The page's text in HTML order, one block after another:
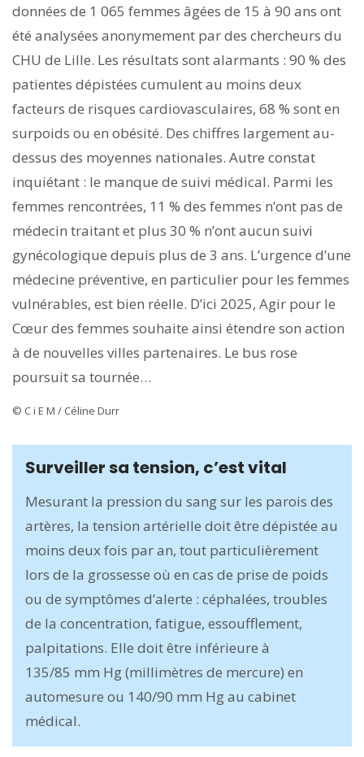
données de 1 065 femmes âgées de 15 à 90 ans ont
été analysées anonymement par des chercheurs du
CHU de Lille. Les résultats sont alarmants : 90 % des
patientes dépistées cumulent au moins deux
facteurs de risques cardiovasculaires, 68 % sont en
surpoids ou en obésité. Des chiffres largement au-
dessus des moyennes nationales. Autre constat
inquiétant : le manque de suivi médical. Parmi les
femmes rencontrées, 11 % des femmes n’ont pas de
médecin traitant et plus 30 % n’ont aucun suivi
gynécologique depuis plus de 3 ans. L’urgence d’une
médecine préventive, en particulier pour les femmes
vulnérables, est bien réelle. D’ici 2025, Agir pour le
Cœur des femmes souhaite ainsi étendre son action
à de nouvelles villes partenaires. Le bus rose
poursuit sa tournée…
© C i E M / Céline Durr
Surveiller sa tension, c’est vital
Mesurant la pression du sang sur les parois des
artères, la tension artérielle doit être dépistée au
moins deux fois par an, tout particulièrement
lors de la grossesse où en cas de prise de poids
ou de symptômes d’alerte : céphalées, troubles
de la concentration, fatigue, essoufflement,
palpitations. Elle doit être inférieure à
135/85 mm Hg (millimètres de mercure) en
automesure ou 140/90 mm Hg au cabinet
médical.